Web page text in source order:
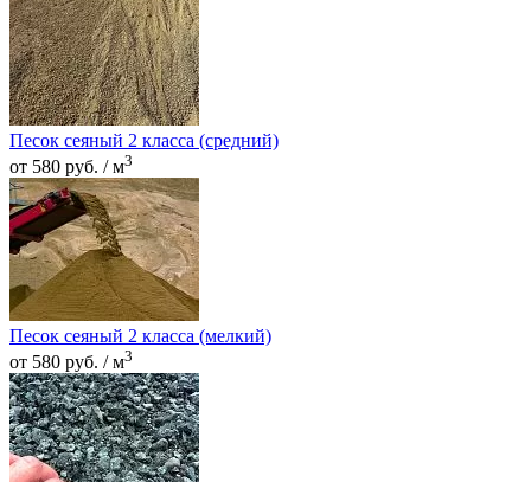
Песок сеяный 2 класса (средний)
от 580 руб. / м3
Песок сеяный 2 класса (мелкий)
от 580 руб. / м3